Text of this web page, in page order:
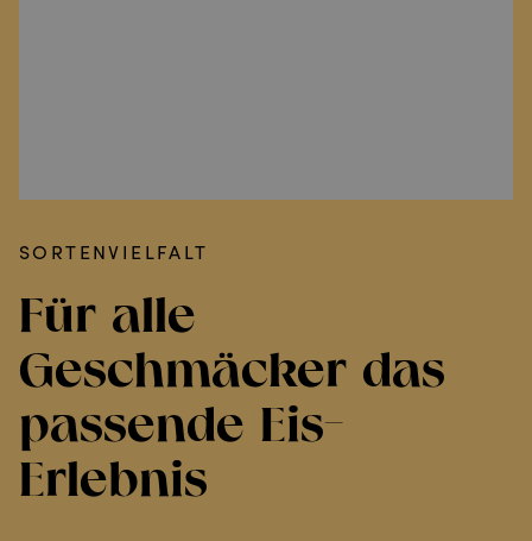
SORTENVIELFALT
Für alle
Geschmäcker das
passende Eis-
Erlebnis